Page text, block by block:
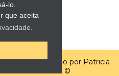
lo.
que aceita
| Customização por Patricia
reservados ©